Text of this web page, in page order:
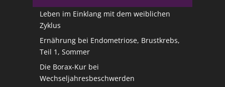
Leben im Einklang mit dem weiblichen
Zyklus
Ernährung bei Endometriose, Brustkrebs,
Teil 1, Sommer
Die Borax-Kur bei
Wechseljahresbeschwerden